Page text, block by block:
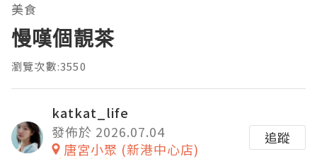
美食
慢嘆個靚茶
瀏覽次數:3550
katkat_life
發佈於 2026.07.04
唐宮小聚 (新港中心店)
追蹤